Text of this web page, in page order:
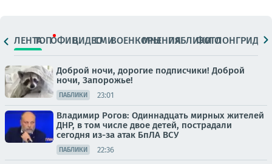
ЛЕНТАТОПОФИЦ.ВИДЕОСМИВОЕНКОРЫМНЕНИЯПАБЛИКИ
ФОТОЛОНГРИДЫ
Доброй ночи, дорогие подписчики! Доброй
ночи, Запорожье!
ПАБЛИКИ 23:01
Владимир Рогов: Одиннадцать мирных жителей
ДНР, в том числе двое детей, пострадали
сегодня из-за атак БпЛА ВСУ
ПАБЛИКИ 22:36